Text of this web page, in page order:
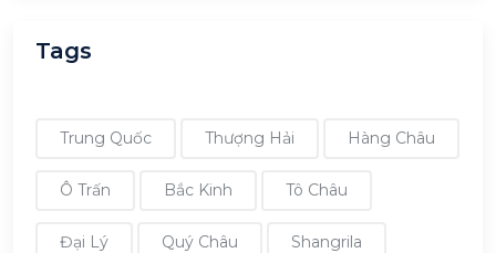
Tags
Trung Quốc Thượng Hải Hàng Châu
Ô Trấn Bắc Kinh Tô Châu
Đại Lý Quý Châu Shangrila